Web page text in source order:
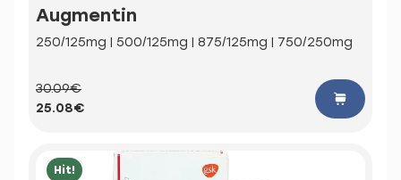
Augmentin
250/125mg | 500/125mg | 875/125mg | 750/250mg
30.09€
25.08€
Hit!